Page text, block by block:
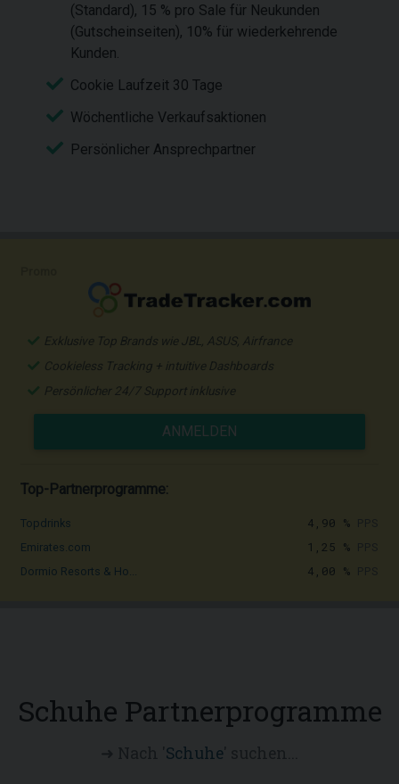
(Standard), 15 % pro Sale für Neukunden
(Gutscheinseiten), 10% für wiederkehrende
Kunden.
Cookie Laufzeit 30 Tage
Wöchentliche Verkaufsaktionen
Persönlicher Ansprechpartner
Exklusive Top Brands wie JBL, ASUS, Airfrance
Cookieless Tracking + intuitive Dashboards
Persönlicher 24/7 Support inklusive
ANMELDEN
Top-Partnerprogramme:
Topdrinks 4,90 %
Emirates.com 1,25 %
Dormio Resorts & Ho... 4,00 %
Schuhe Partnerprogramme
Schuhe